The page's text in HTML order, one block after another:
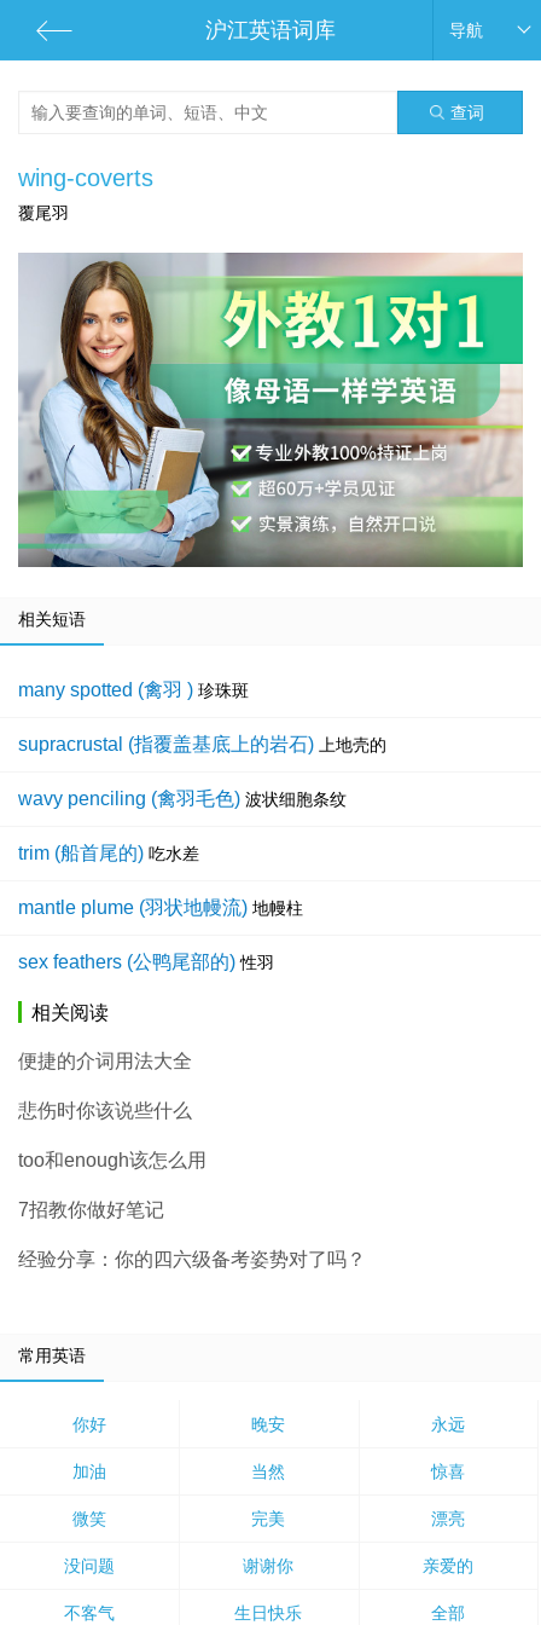
沪江英语词库 导航
查词
wing-coverts
覆尾羽
相关短语
many spotted (禽羽 ) 珍珠斑
supracrustal (指覆盖基底上的岩石) 上地壳的
wavy penciling (禽羽毛色) 波状细胞条纹
trim (船首尾的) 吃水差
mantle plume (羽状地幔流) 地幔柱
sex feathers (公鸭尾部的) 性羽
相关阅读
便捷的介词用法大全
悲伤时你该说些什么
too和enough该怎么用
7招教你做好笔记
经验分享：你的四六级备考姿势对了吗？
常用英语
你好 晚安 永远
加油 当然 惊喜
微笑 完美 漂亮
没问题 谢谢你 亲爱的
不客气 生日快乐 全部